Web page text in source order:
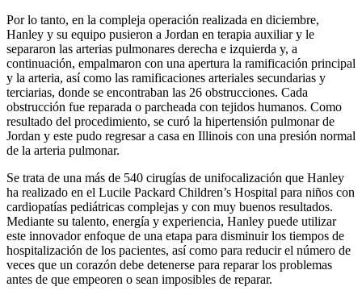
Por lo tanto, en la compleja operación realizada en diciembre,
Hanley y su equipo pusieron a Jordan en terapia auxiliar y le
separaron las arterias pulmonares derecha e izquierda y, a
continuación, empalmaron con una apertura la ramificación principal
y la arteria, así como las ramificaciones arteriales secundarias y
terciarias, donde se encontraban las 26 obstrucciones. Cada
obstrucción fue reparada o parcheada con tejidos humanos. Como
resultado del procedimiento, se curó la hipertensión pulmonar de
Jordan y este pudo regresar a casa en Illinois con una presión normal
de la arteria pulmonar.
Se trata de una más de 540 cirugías de unifocalización que Hanley
ha realizado en el Lucile Packard Children’s Hospital para niños con
cardiopatías pediátricas complejas y con muy buenos resultados.
Mediante su talento, energía y experiencia, Hanley puede utilizar
este innovador enfoque de una etapa para disminuir los tiempos de
hospitalización de los pacientes, así como para reducir el número de
veces que un corazón debe detenerse para reparar los problemas
antes de que empeoren o sean imposibles de reparar.